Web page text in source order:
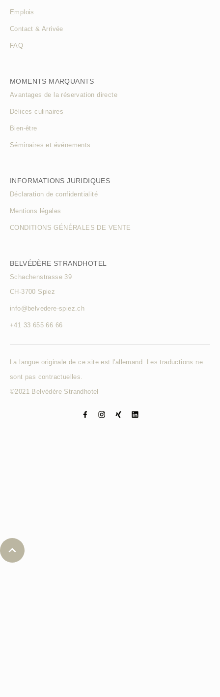
Emplois
Contact & Arrivée
FAQ
MOMENTS MARQUANTS
Avantages de la réservation directe
Délices culinaires
Bien-être
Séminaires et événements
INFORMATIONS JURIDIQUES
Déclaration de confidentialité
Mentions légales
CONDITIONS GÉNÉRALES DE VENTE
BELVÉDÈRE STRANDHOTEL
Schachenstrasse 39
CH-3700 Spiez
info@belvedere-spiez.ch
+41 33 655 66 66
La langue originale de ce site est l'allemand. Les traductions ne
sont pas contractuelles.
©2021 Belvédère Strandhotel